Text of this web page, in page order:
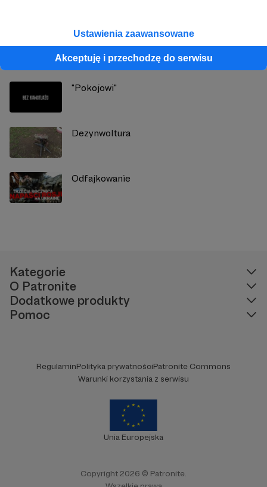
Ustawienia zaawansowane
Akceptuję i przechodzę do serwisu
Zobacz również
"Pokojowi"
Dezynwoltura
Odfajkowanie
Kategorie
O Patronite
Dodatkowe produkty
Pomoc
RegulaminPolityka prywatnościPatronite Commons
Warunki korzystania z serwisu
Unia Europejska
Copyright 2026 © Patronite.